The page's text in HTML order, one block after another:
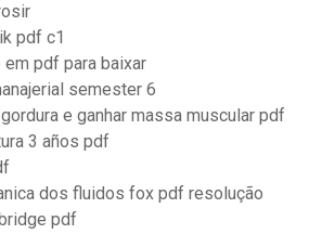
pdf c1
pdf para baixar
semester 6
e ganhar massa muscular pdf
3 años pdf
dos fluidos fox pdf resolução
pdf